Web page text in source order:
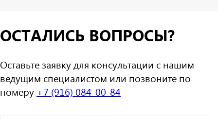
ОСТАЛИСЬ ВОПРОСЫ?
Оставьте заявку для консультации с нашим
ведущим специалистом или позвоните по
номеру +7 (916) 084-00-84